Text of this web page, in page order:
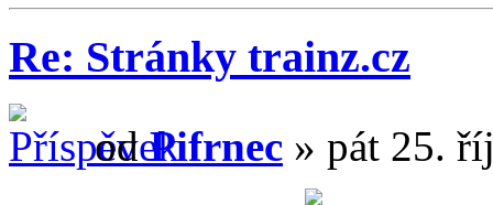
Re: Stránky trainz.cz
odPifrnec » pát 25.